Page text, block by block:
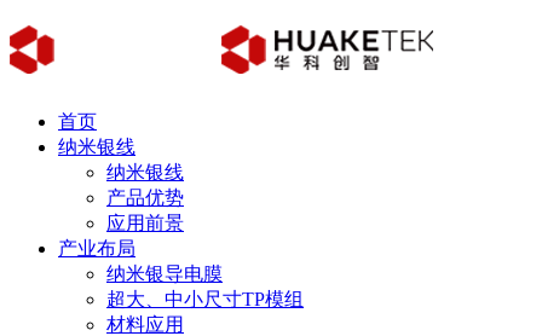
首页
纳米银线
纳米银线
产品优势
应用前景
产业布局
纳米银导电膜
超大、中小尺寸TP模组
材料应用